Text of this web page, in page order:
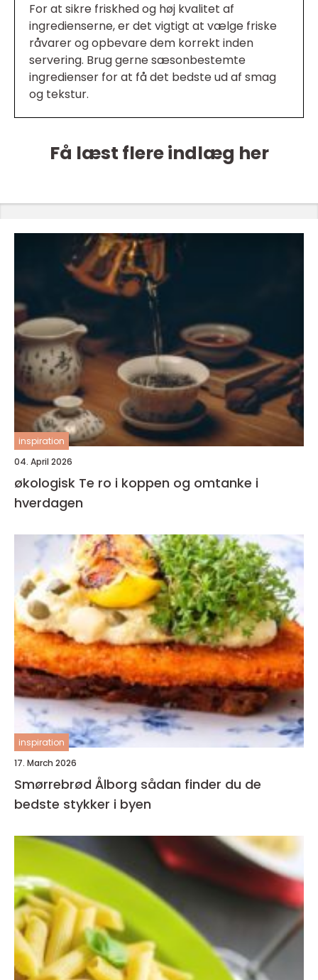
For at sikre friskhed og høj kvalitet af
ingredienserne, er det vigtigt at vælge friske
råvarer og opbevare dem korrekt inden
servering. Brug gerne sæsonbestemte
ingredienser for at få det bedste ud af smag
og tekstur.
Få læst flere indlæg her
inspiration
04. April 2026
økologisk Te ro i koppen og omtanke i
hverdagen
inspiration
17. March 2026
Smørrebrød Ålborg sådan finder du de
bedste stykker i byen